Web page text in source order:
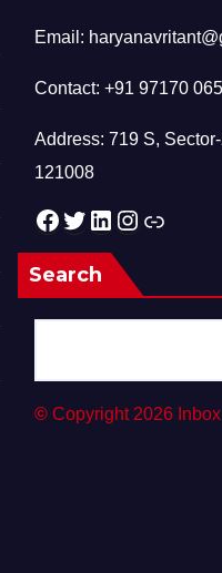
Email:
Contact: +91 97170
Address: 719 S,
121008
Facebook Twitter LinkedIn Instagram Link
Search
© Copyright 2026